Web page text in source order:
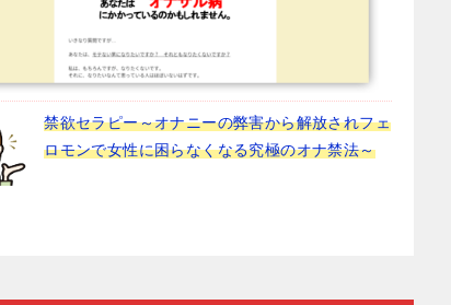
禁欲セラピー～オナニーの弊害から解放されフェ
ロモンで女性に困らなくなる究極のオナ禁法～